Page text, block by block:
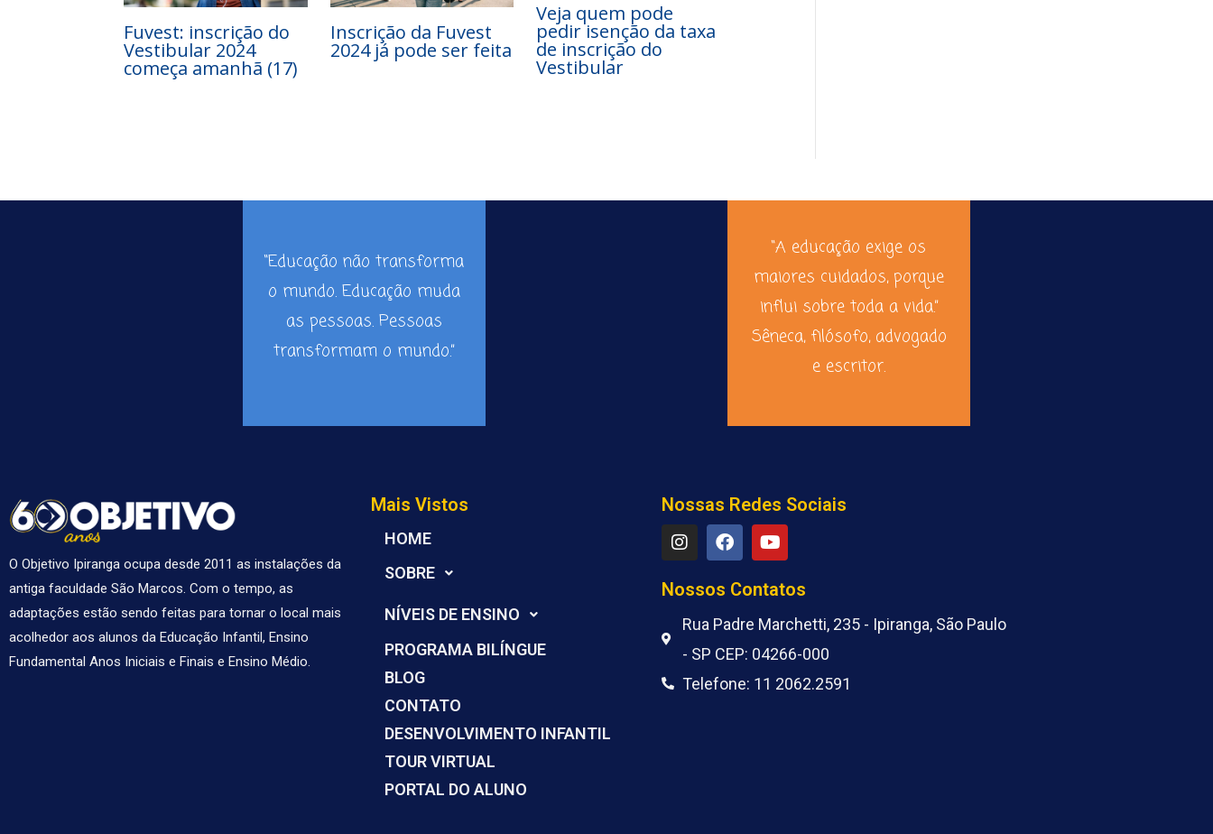
Fuvest: inscrição do
Vestibular 2024
começa amanhã (17)
Inscrição da Fuvest
2024 já pode ser feita
Veja quem pode
pedir isenção da taxa
de inscrição do
Vestibular
“Educação não transforma
o mundo. Educação muda
as pessoas. Pessoas
transformam o mundo.”
“A educação exige os
maiores cuidados, porque
influi sobre toda a vida.”
Sêneca, filósofo, advogado
e escritor.
O Objetivo Ipiranga ocupa desde 2011 as instalações da
antiga faculdade São Marcos. Com o tempo, as
adaptações estão sendo feitas para tornar o local mais
acolhedor aos alunos da Educação Infantil, Ensino
Fundamental Anos Iniciais e Finais e Ensino Médio.
Mais Vistos
HOME
SOBRE
NÍVEIS DE ENSINO
PROGRAMA BILÍNGUE
BLOG
CONTATO
DESENVOLVIMENTO INFANTIL
TOUR VIRTUAL
PORTAL DO ALUNO
Nossas Redes Sociais
I
n
s
t
a
g
a
m
F
a
c
e
b
o
k
Y
o
u
t
u
b
Nossos Contatos
Rua Padre Marchetti, 235 - Ipiranga, São Paulo
- SP CEP: 04266-000
Telefone: 11 2062.2591